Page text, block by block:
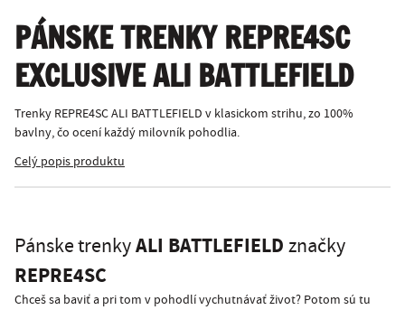
PÁNSKE TRENKY REPRE4SC
EXCLUSIVE ALI BATTLEFIELD
Trenky REPRE4SC ALI BATTLEFIELD v klasickom strihu, zo 100%
bavlny, čo ocení každý milovník pohodlia.
Celý popis produktu
Pánske trenkyALI BATTLEFIELD značky
REPRE4SC
Chceš sa baviť a pri tom v pohodlí vychutnávať život? Potom sú tu